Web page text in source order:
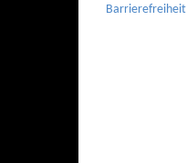
Barrierefreiheit